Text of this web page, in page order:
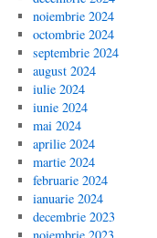
noiembrie 2024
octombrie 2024
septembrie 2024
august 2024
iulie 2024
iunie 2024
mai 2024
aprilie 2024
martie 2024
februarie 2024
ianuarie 2024
decembrie 2023